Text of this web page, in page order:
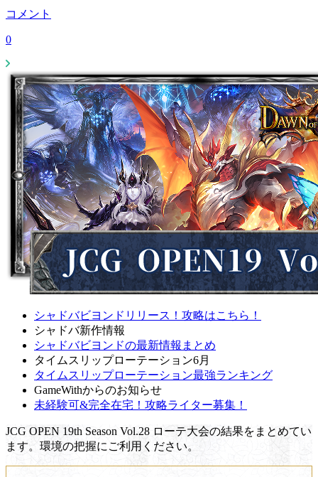
コメント
0
シャドバビヨンドリリース！攻略はこちら！
シャドバ新作情報
シャドバビヨンドの最新情報まとめ
タイムスリップローテーション6月
タイムスリップローテーション最強ランキング
GameWithからのお知らせ
未経験可&完全在宅！攻略ライター募集！
JCG OPEN 19th Season Vol.28 ローテ大会の結果をまとめてい
ます。環境の把握にご利用ください。